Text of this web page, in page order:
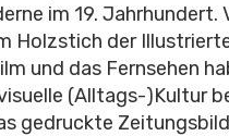
im 19. Jahrhundert.
Holzstich der
und das Fernsehen
(Alltags-)Kultur
gedruckte